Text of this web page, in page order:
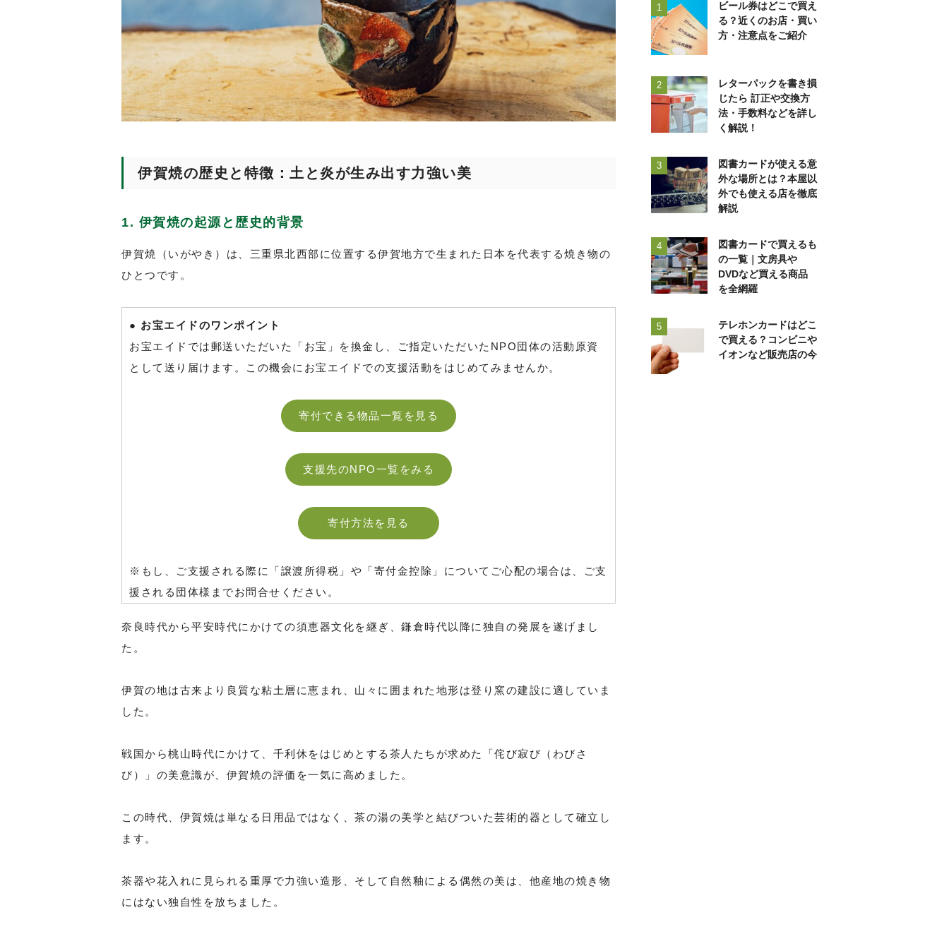
伊賀焼の歴史と特徴：土と炎が生み出す力強い美
1. 伊賀焼の起源と歴史的背景
伊賀焼（いがやき）は、三重県北西部に位置する伊賀地方で生まれた日本を代表する焼き物の
ひとつです。
● お宝エイドのワンポイント
お宝エイドでは郵送いただいた「お宝」を換金し、ご指定いただいたNPO団体の活動原資
として送り届けます。この機会にお宝エイドでの支援活動をはじめてみませんか。
寄付できる物品一覧を見る
支援先のNPO一覧をみる
寄付方法を見る
※もし、ご支援される際に「譲渡所得税」や「寄付金控除」についてご心配の場合は、ご支
援される団体様までお問合せください。
奈良時代から平安時代にかけての須恵器文化を継ぎ、鎌倉時代以降に独自の発展を遂げまし
た。
伊賀の地は古来より良質な粘土層に恵まれ、山々に囲まれた地形は登り窯の建設に適していま
した。
戦国から桃山時代にかけて、千利休をはじめとする茶人たちが求めた「侘び寂び（わびさ
び）」の美意識が、伊賀焼の評価を一気に高めました。
この時代、伊賀焼は単なる日用品ではなく、茶の湯の美学と結びついた芸術的器として確立し
ます。
茶器や花入れに見られる重厚で力強い造形、そして自然釉による偶然の美は、他産地の焼き物
にはない独自性を放ちました。
1
ビール券はどこで買え
る？近くのお店・買い
方・注意点をご紹介
2
レターパックを書き損
じたら 訂正や交換方
法・手数料などを詳し
く解説！
3
図書カードが使える意
外な場所とは？本屋以
外でも使える店を徹底
解説
4
図書カードで買えるも
の一覧｜文房具や
DVDなど買える商品
を全網羅
5
テレホンカードはどこ
で買える？コンビニや
イオンなど販売店の今